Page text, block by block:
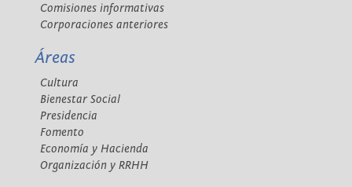
Comisiones informativas
Corporaciones anteriores
Áreas
Cultura
Bienestar Social
Presidencia
Fomento
Economía y Hacienda
Organización y RRHH